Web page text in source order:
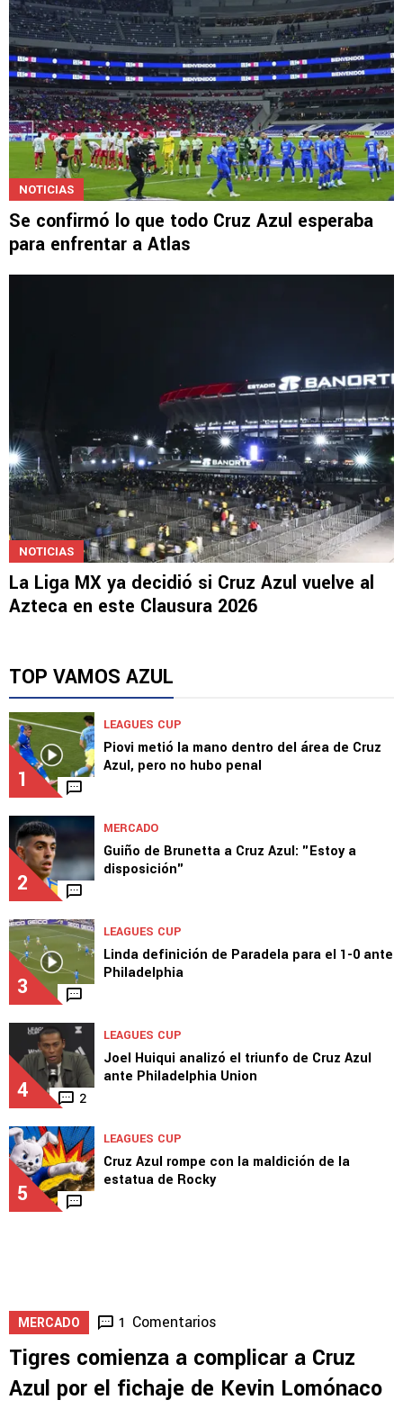
NOTICIAS
Se confirmó lo que todo Cruz Azul esperaba
para enfrentar a Atlas
NOTICIAS
La Liga MX ya decidió si Cruz Azul vuelve al
Azteca en este Clausura 2026
TOP VAMOS AZUL
1
LEAGUES CUP
Piovi metió la mano dentro del área de Cruz
Azul, pero no hubo penal
2
MERCADO
Guiño de Brunetta a Cruz Azul: "Estoy a
disposición"
3
LEAGUES CUP
Linda definición de Paradela para el 1-0 ante
Philadelphia
4 2
LEAGUES CUP
Joel Huiqui analizó el triunfo de Cruz Azul
ante Philadelphia Union
5
LEAGUES CUP
Cruz Azul rompe con la maldición de la
estatua de Rocky
MERCADO 1 Comentarios
Tigres comienza a complicar a Cruz
Azul por el fichaje de Kevin Lomónaco